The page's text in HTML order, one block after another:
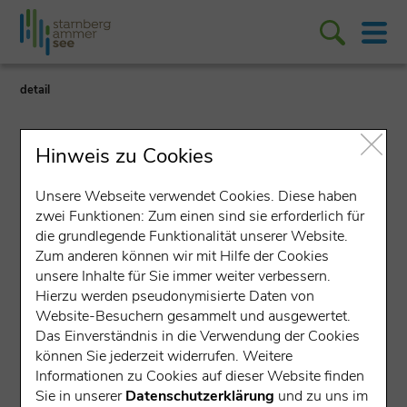
detail
Lokales Unternehmen
Müller + Willisch GmbH
Johann-Biersack-Straße 15, 82340 Feldafing
Stellenportal
Spritzguss, Kunststoff, Technologie
Hinweis zu Cookies
Unsere Webseite verwendet Cookies. Diese haben
zwei Funktionen: Zum einen sind sie erforderlich für
die grundlegende Funktionalität unserer Website.
Zum anderen können wir mit Hilfe der Cookies
unsere Inhalte für Sie immer weiter verbessern.
Hierzu werden pseudonymisierte Daten von
Website-Besuchern gesammelt und ausgewertet.
Das Einverständnis in die Verwendung der Cookies
können Sie jederzeit widerrufen. Weitere
Informationen zu Cookies auf dieser Website finden
Sie in unsererDatenschutzerklärung und zu uns im